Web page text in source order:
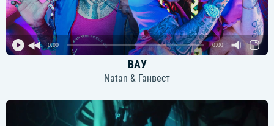
0:00 0:00
ВАУ
Natan & Ганвест